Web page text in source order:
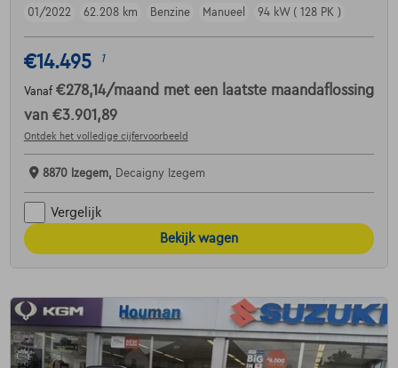
01/2022
62.208 km Benzine Manueel 94 kW ( 128 PK )
€14.495 1
Vanaf €278,14/maand met een laatste maandaflossing
van €3.901,89
Ontdek het volledige cijfervoorbeeld
8870 Izegem, Decaigny Izegem
Vergelijk
Bekijk wagen